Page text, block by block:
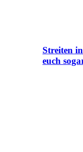
Streiten
euch